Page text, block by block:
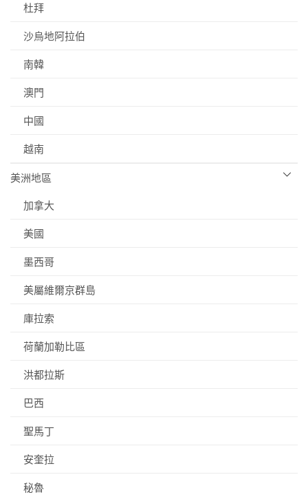
杜拜
沙烏地阿拉伯
南韓
澳門
中國
越南
美洲地區
加拿大
美國
墨西哥
美屬維爾京群島
庫拉索
荷蘭加勒比區
洪都拉斯
巴西
聖馬丁
安奎拉
秘魯